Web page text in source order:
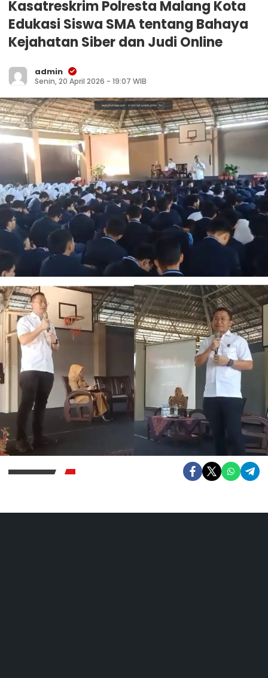
Kasatreskrim Polresta Malang Kota
Edukasi Siswa SMA tentang Bahaya
Kejahatan Siber dan Judi Online
admin
Senin, 20 April 2026 - 19:07 WIB